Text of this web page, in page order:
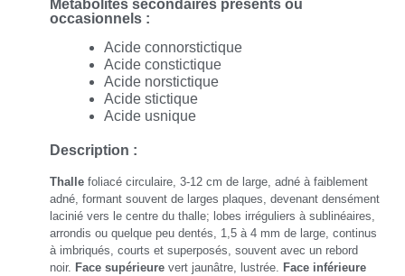
Métabolites secondaires présents ou
occasionnels :
Acide connorstictique
Acide constictique
Acide norstictique
Acide stictique
Acide usnique
Description :
Thalle foliacé circulaire, 3-12 cm de large, adné à faiblement
adné, formant souvent de larges plaques, devenant densément
lacinié vers le centre du thalle; lobes irréguliers à sublinéaires,
arrondis ou quelque peu dentés, 1,5 à 4 mm de large, continus
à imbriqués, courts et superposés, souvent avec un rebord
noir. Face supérieure vert jaunâtre, lustrée.
Face inférieure